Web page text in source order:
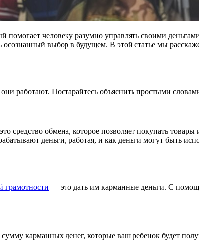
человеку разумно управлять своими
осознанный выбор в будущем. В этой статье мы
работают. Постарайтесь объяснить простыми
средство обмена, которое позволяет покупать
деньги, работая, и как деньги могут быть
грамотности — это дать им карманные деньги. С
карманных денег, которые ваш ребенок будет